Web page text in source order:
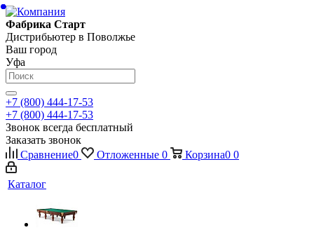
Фабрика Старт
Дистрибьютер в Поволжье
Ваш город
Уфа
+7 (800) 444-17-53
+7 (800) 444-17-53
Звонок всегда бесплатный
Заказать звонок
Сравнение0 Отложенные 0 Корзина0 0
Каталог